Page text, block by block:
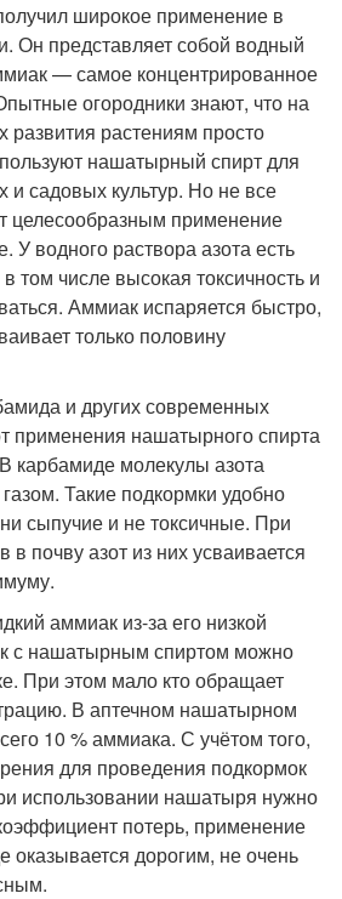
широкое применение в
Он представляет собой водный
— самое концентрированное
огородники знают, что на
развития растениям просто
нашатырный спирт для
и садовых культур. Но не все
целесообразным применение
У водного раствора азота есть
том числе высокая токсичность и
Аммиак испаряется быстро,
только половину
и других современных
применения нашатырного спирта
карбамиде молекулы азота
Такие подкормки удобно
сыпучие и не токсичные. При
почву азот из них усваивается
аммиак из-за его низкой
с нашатырным спиртом можно
При этом мало кто обращает
В аптечном нашатырном
10 % аммиака. С учётом того,
для проведения подкормок
использовании нашатыря нужно
потерь, применение
оказывается дорогим, не очень